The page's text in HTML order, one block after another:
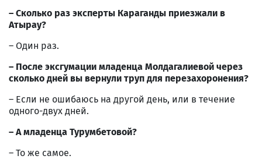
– Сколько раз эксперты Караганды приезжали в
Атырау?
– Один раз.
– После эксгумации младенца Молдагалиевой через
сколько дней вы вернули труп для перезахоронения?
– Если не ошибаюсь на другой день, или в течение
одного-двух дней.
– А младенца Турумбетовой?
– То же самое.